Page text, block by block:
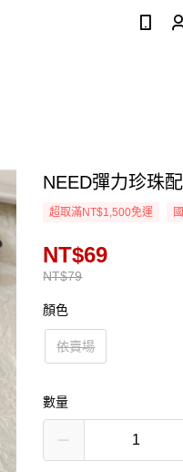
NEED彈力珍珠
超取滿NT$1,500免運
NT$79
NT$69
顏色
依賣場
數量